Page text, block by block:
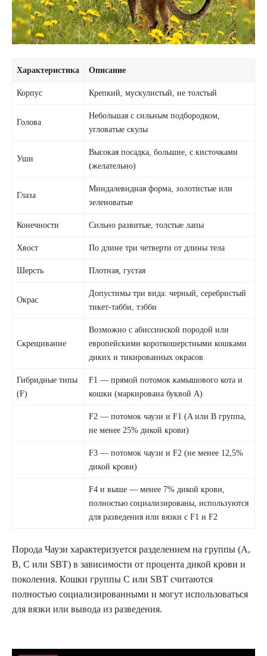
Характеристика Описание
Корпус Крепкий, мускулистый, не толстый
Голова
Небольшая с сильным подбородком,
угловатые скулы
Уши
Высокая посадка, большие, с кисточками
(желательно)
Глаза
Миндалевидная форма, золотистые или
зеленоватые
Конечности Сильно развитые, толстые лапы
Хвост По длине три четверти от длины тела
Шерсть Плотная, густая
Окрас
Допустимы три вида: черный, серебристый
тикет-табби, тэбби
Скрещивание
Возможно с абиссинской породой или
европейскими короткошерстными кошками
диких и тикированных окрасов
Гибридные типы
(F)
F1 — прямой потомок камышового кота и
кошки (маркирована буквой А)
F2 — потомок чаузи и F1 (A или B группа,
не менее 25% дикой крови)
F3 — потомок чаузи и F2 (не менее 12,5%
дикой крови)
F4 и выше — менее 7% дикой крови,
полностью социализированы, используются
для разведения или вязки с F1 и F2
Порода Чаузи характеризуется разделением на группы (A,
B, C или SBT) в зависимости от процента дикой крови и
поколения. Кошки группы C или SBT считаются
полностью социализированными и могут использоваться
для вязки или вывода из разведения.